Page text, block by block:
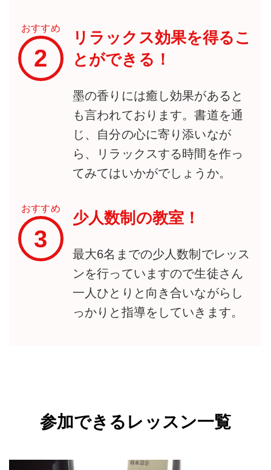
おすすめ
2
リラックス効果を得るこ
とができる！
墨の香りには癒し効果があると
も言われております。書道を通
じ、自分の心に寄り添いなが
ら、リラックスする時間を作っ
てみてはいかがでしょうか。
おすすめ
3
少人数制の教室！
最大6名までの少人数制でレッス
ンを行っていますので生徒さん
一人ひとりと向き合いながらし
っかりと指導をしていきます。
参加できるレッスン一覧